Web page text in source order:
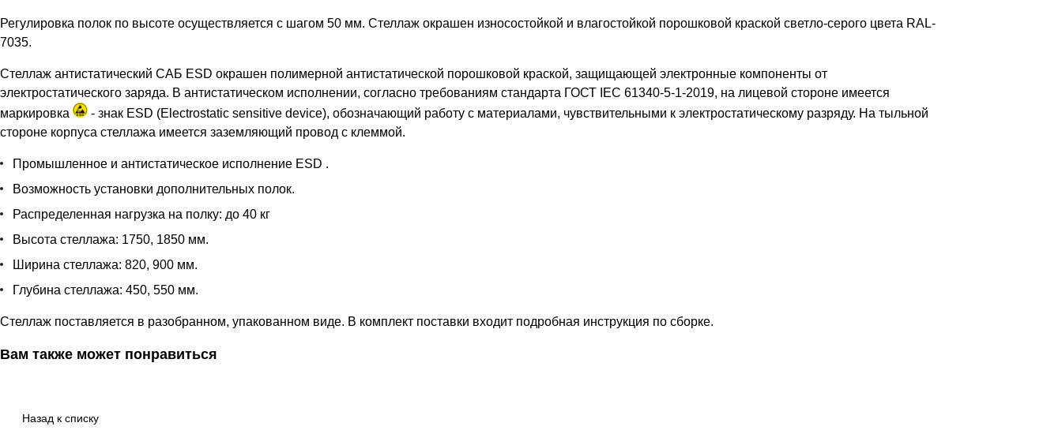
Регулировка полок по высоте осуществляется с шагом 50 мм. Стеллаж окрашен износостойкой и влагостойкой порошковой краской светло-серого цвета RAL-
7035.
Стеллаж антистатический САБ ESD окрашен полимерной антистатической порошковой краской, защищающей электронные компоненты от
электростатического заряда. В антистатическом исполнении, согласно требованиям стандарта ГОСТ IEC 61340-5-1-2019, на лицевой стороне имеется
маркировка
- знак ESD (Electrostatic sensitive device), обозначающий работу с материалами, чувствительными к электростатическому разряду. На тыльной
стороне корпуса стеллажа имеется заземляющий провод с клеммой.
Промышленное и антистатическое исполнение ESD .
Возможность установки дополнительных полок.
Распределенная нагрузка на полку: до 40 кг
Высота стеллажа: 1750, 1850 мм.
Ширина стеллажа: 820, 900 мм.
Глубина стеллажа: 450, 550 мм.
Стеллаж поставляется в разобранном, упакованном виде. В комплект поставки входит подробная инструкция по сборке.
Вам также может понравиться
Назад к списку